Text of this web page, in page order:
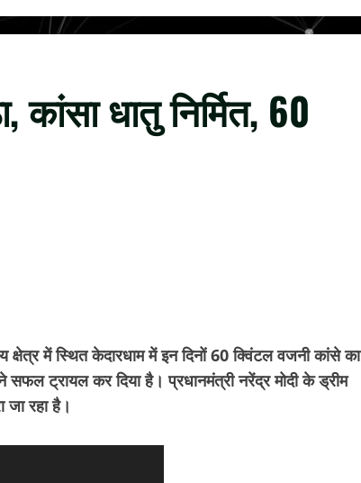
कांसा धातु निर्मित, 60
क्षेत्र में स्थित केदारधाम में इन दिनों 60 क्विंटल वजनी कांसे का
ट्रायल कर दिया है। प्रधानमंत्री नरेंद्र मोदी के ड्रीम
रहा है।